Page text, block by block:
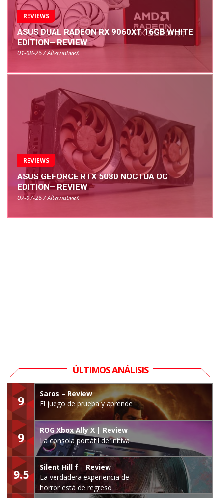
REVIEWS
ASUS DUAL RADEON RX 9060XT 16GB WHITE
EDITION– REVIEW
01-08-26 / AlternativeX
REVIEWS
ASUS GEFORCE RTX 5080 NOCTUA OC
EDITION– REVIEW
07-07-26 / AlternativeX
ÚLTIMOS ANÁLISIS
9
Saros – Review
El juego de prueba y aprende
9
ROG Xbox Ally X | Review
La consola portátil definitiva
9.5
Silent Hill f | Review
La verdadera experiencia de
horror está de regreso